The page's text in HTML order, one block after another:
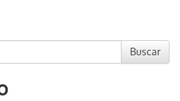
Buscar